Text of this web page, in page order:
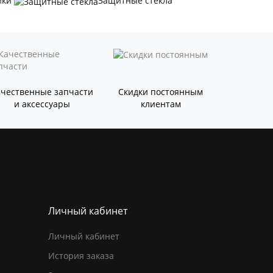
запчасти
и аксессуары
Скидки постоянным
клиентам
Личный кабинет
Личный кабинет
История заказа